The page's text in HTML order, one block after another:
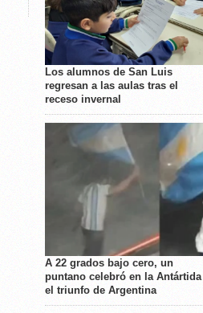
Los alumnos de San Luis
regresan a las aulas tras el
receso invernal
A 22 grados bajo cero, un
puntano celebró en la Antártida
el triunfo de Argentina